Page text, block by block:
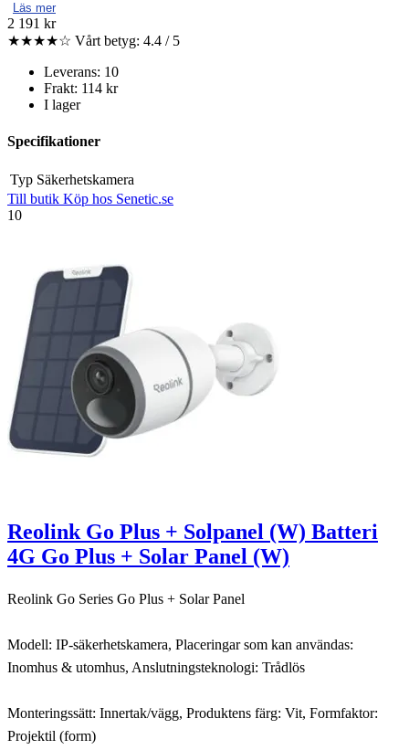
Läs mer
2 191 kr
★★★★☆ Vårt betyg: 4.4 / 5
Leverans: 10
Frakt: 114 kr
I lager
Specifikationer
Typ Säkerhetskamera
Till butik Köp hos Senetic.se
10
Reolink Go Plus + Solpanel (W) Batteri
4G Go Plus + Solar Panel (W)
Reolink Go Series Go Plus + Solar Panel
Modell: IP-säkerhetskamera, Placeringar som kan användas:
Inomhus & utomhus, Anslutningsteknologi: Trådlös
Monteringssätt: Innertak/vägg, Produktens färg: Vit, Formfaktor:
Projektil (form)